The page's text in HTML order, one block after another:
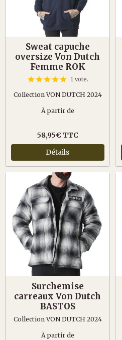
Sweat capuche
oversize Von Dutch
Femme ROK
1 vote.
Collection VON DUTCH 2024
À partir de
58,95€ TTC
Détails
Surchemise
carreaux Von Dutch
BASTOS
Collection VON DUTCH 2024
À partir de